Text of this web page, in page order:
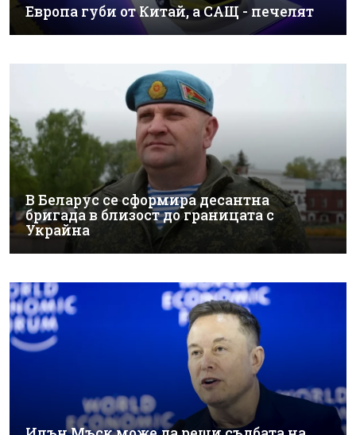
Европа губи от Китай, а САЩ - печелят
В Беларус се сформира десантна
бригада в близост до границата с
Украйна